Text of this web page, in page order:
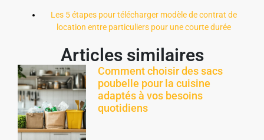
Les 5 étapes pour télécharger modèle de contrat de
location entre particuliers pour une courte durée
Articles similaires
Comment choisir des sacs
poubelle pour la cuisine
adaptés à vos besoins
quotidiens